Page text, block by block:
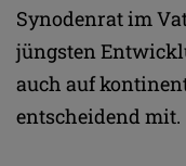
Synodenrat im
jüngsten
auch auf
entscheidend mit.